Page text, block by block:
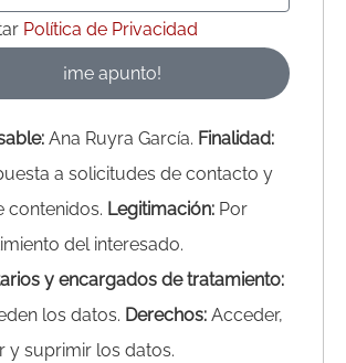
Política de Privacidad
¡me apunto!
Ana Ruyra García. Finalidad:
a solicitudes de contacto y
contenidos. Legitimación:Por
del interesado.
y encargados de tratamiento:
los datos. Derechos:Acceder,
y suprimir los datos.